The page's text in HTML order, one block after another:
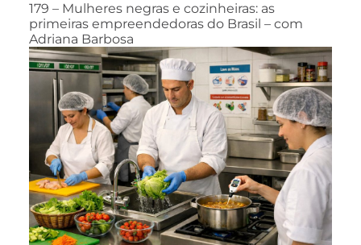
179 – Mulheres negras e cozinheiras: as
primeiras empreendedoras do Brasil – com
Adriana Barbosa